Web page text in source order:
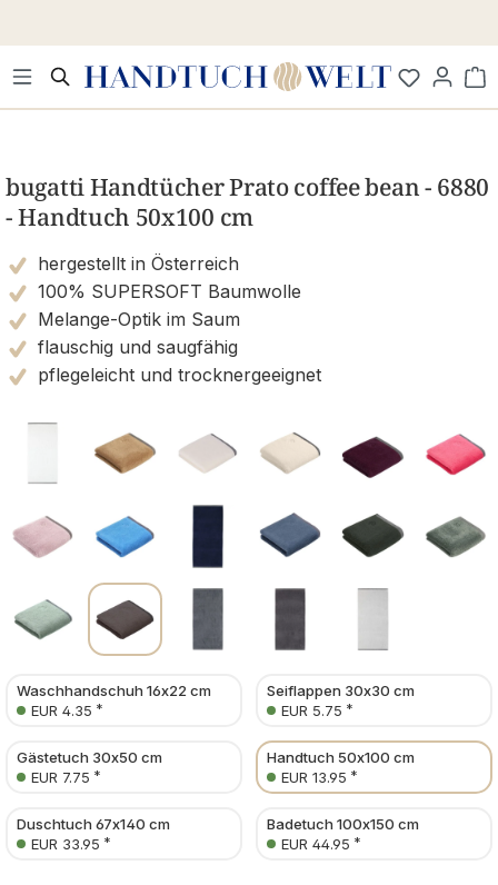
bugatti Handtücher Prato coffee bean - 6880
- Handtuch 50x100 cm
hergestellt in Österreich
100% SUPERSOFT Baumwolle
Melange-Optik im Saum
flauschig und saugfähig
pflegeleicht und trocknergeeignet
Waschhandschuh 16x22 cm
EUR 4.35 *
Seiflappen 30x30 cm
EUR 5.75 *
Gästetuch 30x50 cm
EUR 7.75 *
Handtuch 50x100 cm
EUR 13.95 *
Duschtuch 67x140 cm
EUR 33.95 *
Badetuch 100x150 cm
EUR 44.95 *